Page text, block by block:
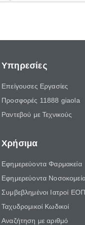
τα μήκη και πλάτη
Υπηρεσίες
Επείγουσες Εργασίες
Προσφορές 11888 giaola
Ραντεβού με Τεχνικούς
Χρήσιμα
Εφημερεύοντα Φαρμακεία
Εφημερεύοντα
Συμβεβλημένοι Ιατροί
Ταχυδρομικοί Κωδικοί
Αναζήτηση με αριθμό